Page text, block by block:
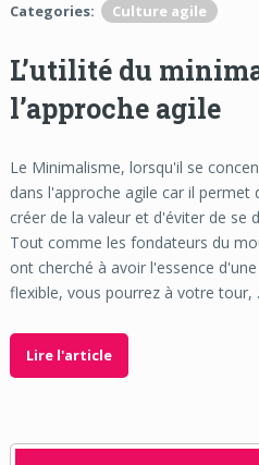
Categories:
Culture agile
L’utilité du
l’approche agile
Le Minimalisme, lorsqu'il se
dans l'approche agile car il permet
créer de la valeur et d'éviter de se
Tout comme les fondateurs du
ont cherché à avoir l'essence
flexible, vous pourrez à votre tour,
Lire l'article